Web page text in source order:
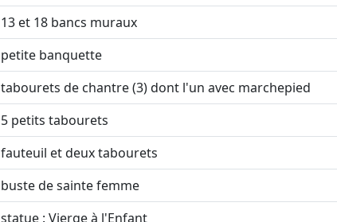
13 et 18 bancs muraux
petite banquette
tabourets de chantre (3) dont l'un avec marchepied
5 petits tabourets
fauteuil et deux tabourets
buste de sainte femme
statue : Vierge à l'Enfant